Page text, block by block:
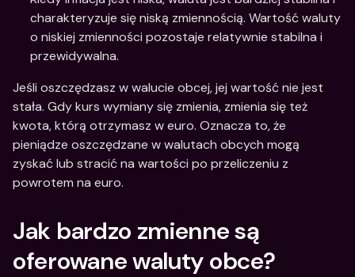
charakteryzuje się niską zmiennością. Wartość waluty
o niskiej zmienności pozostaje relatywnie stabilna i
przewidywalna.
Jeśli oszczędzasz w walucie obcej, jej wartość nie jest
stała. Gdy kurs wymiany się zmienia, zmienia się też
kwota, którą otrzymasz w euro. Oznacza to, że
pieniądze oszczędzane w walutach obcych mogą
zyskać lub stracić na wartości po przeliczeniu z
powrotem na euro.
Jak bardzo zmienne są
oferowane waluty obce?